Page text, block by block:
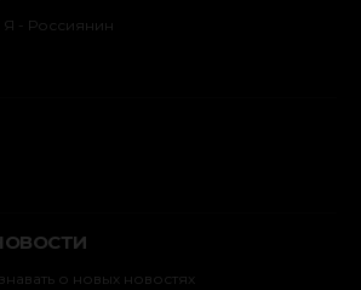
- Россиянин
о новых новостях